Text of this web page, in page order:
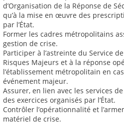
d’Organisation de la Réponse de
qu’à la mise en œuvre des
par l’État.
Former les cadres métropolitains
gestion de crise.
Participer à l’astreinte du Service
Risques Majeurs et à la réponse
l’établissement métropolitain en
événement majeur.
Assurer, en lien avec les services
des exercices organisés par l’État.
Contrôler l’opérationnalité et
matériel de crise.